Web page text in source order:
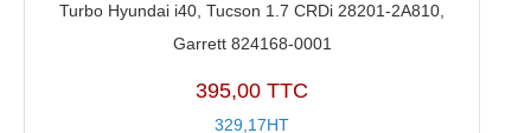
Turbo Hyundai i40, Tucson 1.7 CRDi 28201-2A810,
Garrett 824168-0001
395,00 TTC
329,17HT